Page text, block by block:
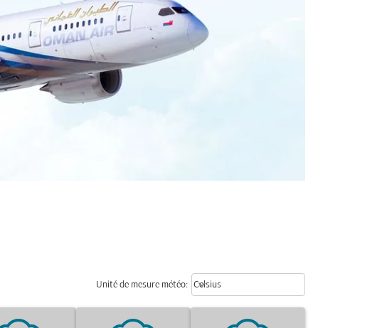
Unité de mesure météo: Weather unit option Celsius
Celsius
keyboard_arrow_down